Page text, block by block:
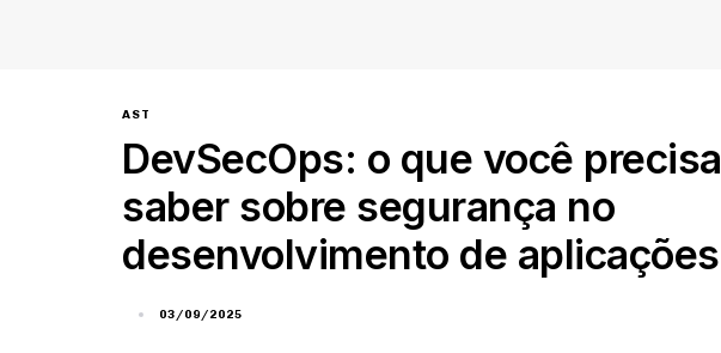
AST
DevSecOps: o que você precisa
saber sobre segurança no
desenvolvimento de aplicações
03/09/2025